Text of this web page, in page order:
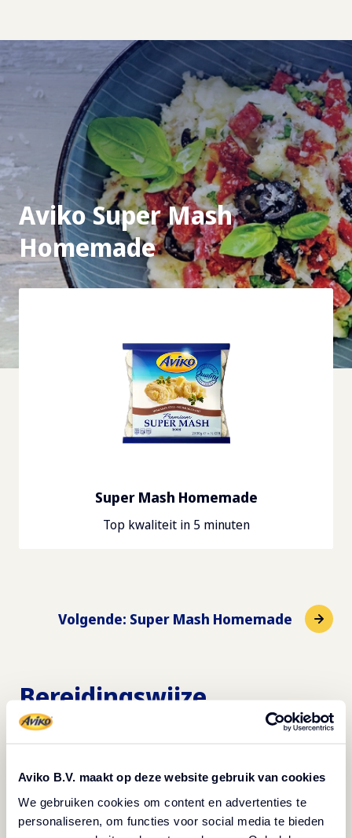
Aviko B.V. maakt op deze website gebruik van cookies
We gebruiken cookies om content en advertenties te
personaliseren, om functies voor social media te bieden
Volgende: Super Mash Homemade
Aviko Super Mash
Homemade
Super Mash Homemade
Top kwaliteit in 5 minuten
Bereidingswijze
Bereidingstijd: 30 minuten
Snijd de knoflook fijn. Schrob de citroen schoon.
Verwijder het houtachtige uiteinde van de asperges.
Doe de tomaat met de helft van de knoflook en 75 ml